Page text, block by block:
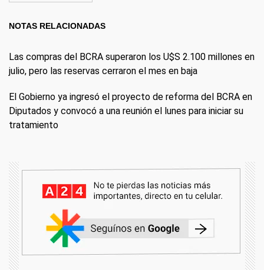
NOTAS RELACIONADAS
Las compras del BCRA superaron los U$S 2.100 millones en
julio, pero las reservas cerraron el mes en baja
El Gobierno ya ingresó el proyecto de reforma del BCRA en
Diputados y convocó a una reunión el lunes para iniciar su
tratamiento